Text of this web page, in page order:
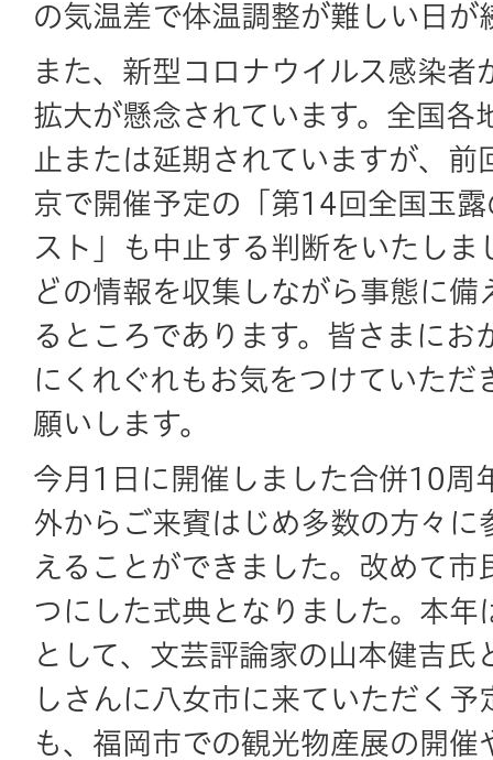
の気温差で体温調整が難しい日が
また、新型コロナウイルス感染者
拡大が懸念されています。全国各
止または延期されていますが、前
京で開催予定の「第14回全国玉
スト」も中止する判断をいたしま
どの情報を収集しながら事態に備
るところであります。皆さまにお
にくれぐれもお気をつけていただ
願いします。
今月1日に開催しました合併10周
外からご来賓はじめ多数の方々に
えることができました。改めて市
つにした式典となりました。本
として、文芸評論家の山本健吉氏
しさんに八女市に来ていただく予
も、福岡市での観光物産展の開催